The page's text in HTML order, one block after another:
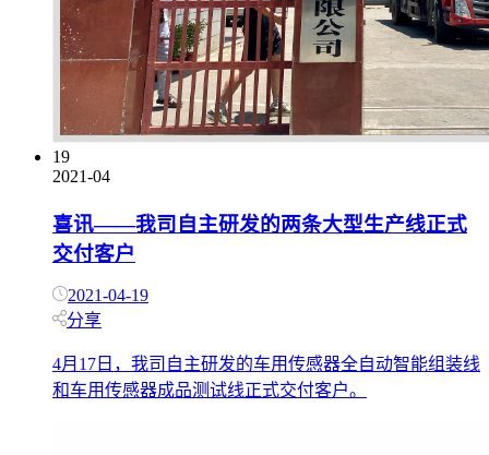
19
2021-04
喜讯——我司自主研发的两条大型生产线正式
交付客户
2021-04-19
分享
4月17日，我司自主研发的车用传感器全自动智能组装线
和车用传感器成品测试线正式交付客户。